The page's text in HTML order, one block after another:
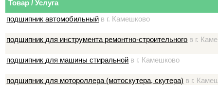
Товар / Услуга
подшипник автомобильный в г. Камешково
подшипник для инструмента ремонтно-строительного в г.
подшипник для машины стиральной в г. Камешково
подшипник для мотороллера (мотоскутера, скутера) в г.